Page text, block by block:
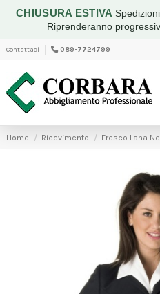
CHIUSURA ESTIVA
Riprenderanno
Contattaci 089-7724799
Home Ricevimento Fresco Lana